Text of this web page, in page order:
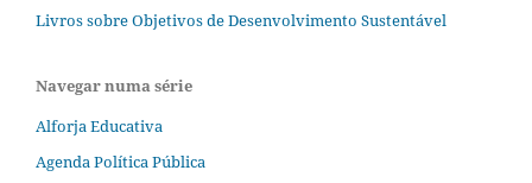
Livros sobre Objetivos de Desenvolvimento Sustentável
Navegar numa série
Alforja Educativa
Agenda Política Pública